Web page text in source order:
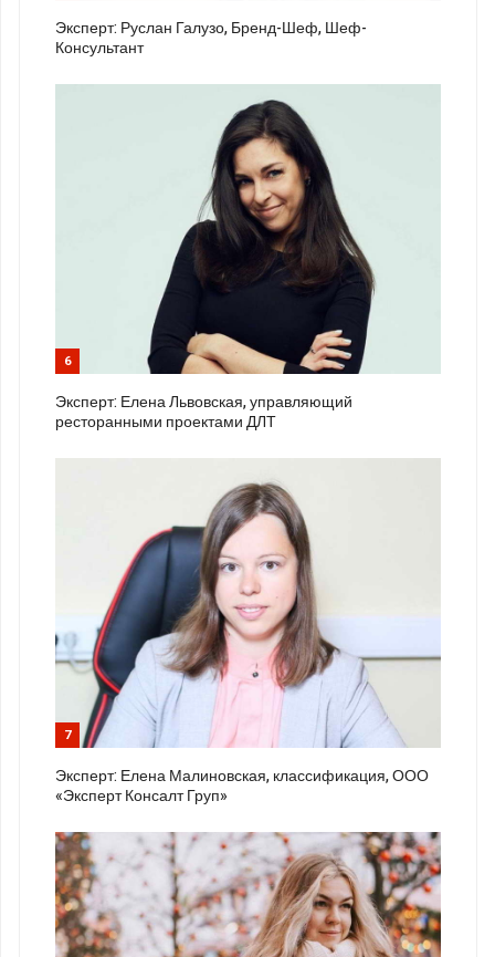
Эксперт: Руслан Галузо, Бренд-Шеф, Шеф-
Консультант
6
Эксперт: Елена Львовская, управляющий
ресторанными проектами ДЛТ
7
Эксперт: Елена Малиновская, классификация, ООО
«Эксперт Консалт Груп»